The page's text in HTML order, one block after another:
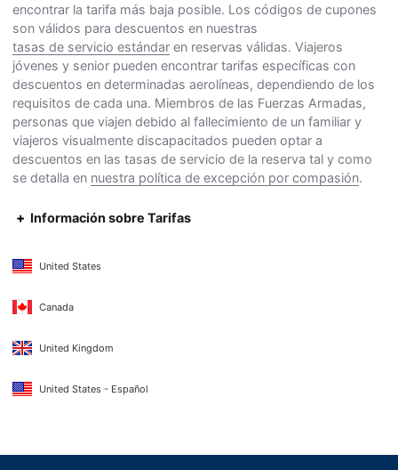
encontrar la tarifa más baja posible. Los códigos de cupones
son válidos para descuentos en nuestras
tasas de servicio estándar en reservas válidas. Viajeros
jóvenes y senior pueden encontrar tarifas específicas con
descuentos en determinadas aerolíneas, dependiendo de los
requisitos de cada una. Miembros de las Fuerzas Armadas,
personas que viajen debido al fallecimiento de un familiar y
viajeros visualmente discapacitados pueden optar a
descuentos en las tasas de servicio de la reserva tal y como
se detalla en nuestra política de excepción por compasión.
Información sobre Tarifas
United States
Canada
United Kingdom
United States - Español